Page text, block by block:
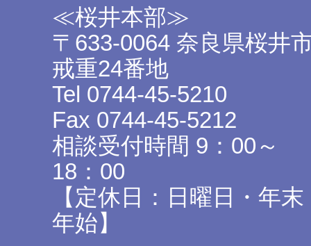
≪桜井本部≫
〒633-0064 奈良県桜井
戒重24番地
Tel 0744-45-5210
Fax 0744-45-5212
相談受付時間 9：00～
18：00
【定休日：日曜日・年末
年始】